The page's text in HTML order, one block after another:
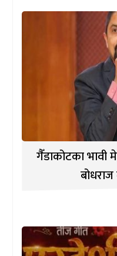
गैँडाकोटका भावी